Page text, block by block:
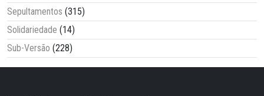
Sepultamentos (315)
Solidariedade (14)
Sub-Versão (228)